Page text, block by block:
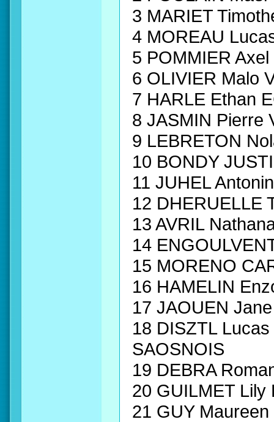
3 MARIET
4 MOREAU
5 POMMIER
6 OLIVIER Malo
7 HARLE Ethan
8 JASMIN Pierre
9 LEBRETON
10 BONDY
11 JUHEL
12 DHERUELLE
13 AVRIL
14
15 MORENO
16 HAMELIN
17 JAOUEN
18 DISZTL
SAOSNOIS
19 DEBRA
20 GUILMET Lily
21 GUY